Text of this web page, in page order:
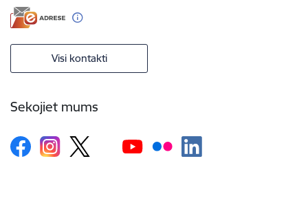
Visi kontakti
Sekojiet mums